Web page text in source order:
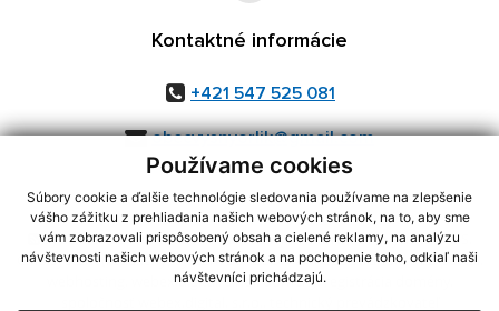
Používame cookies
Súbory cookie a ďalšie technológie sledovania používame na zlepšenie
vášho zážitku z prehliadania našich webových stránok, na to, aby sme
vám zobrazovali prispôsobený obsah a cielené reklamy, na analýzu
návštevnosti našich webových stránok a na pochopenie toho, odkiaľ naši
návštevníci prichádzajú.
Kontaktné informácie
+421 547 525 081
obecvysnyorlik@gmail.com
využite možnosť získavania aktuálnych informácií s využitím RSS
CMS systém (redakčný) systém ECHELON 2,Mapa stránok,web portál
webex.digital, s.r.o.,domény,registrácia domény